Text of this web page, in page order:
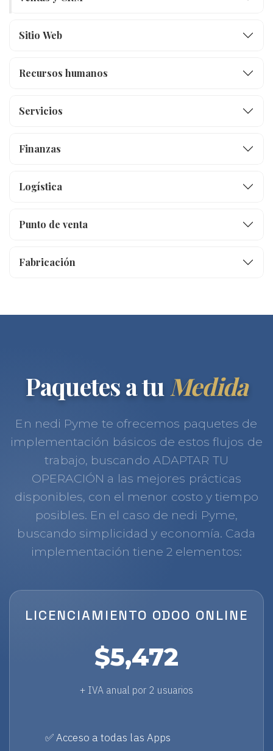
Sitio Web
Recursos humanos
Servicios
Finanzas
Logística
Punto de venta
Fabricación
Paquetes a tu Medida
En nedi Pyme te ofrecemos paquetes de
implementación básicos de estos flujos de
trabajo, buscando ADAPTAR TU
OPERACIÓN a las mejores prácticas
disponibles, con el menor costo y tiempo
posibles. En el caso de nedi Pyme,
buscando simplicidad y economía. Cada
implementación tiene 2 elementos:
LICENCIAMIENTO ODOO ONLINE
$5,472
+ IVA anual por 2 usuarios
✅ Acceso a todas las Apps